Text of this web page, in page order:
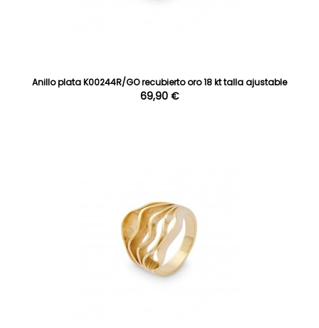
Anillo plata K00244R/GO recubierto oro 18 kt talla ajustable
69,90 €